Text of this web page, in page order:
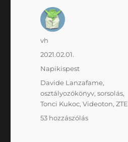
Szerző
vh
Közzétéve
2021.02.01.
Kategória
Napikispest
Címke
Davide Lanzafame,
osztályozókönyv,sorsolás,
Tonci Kukoc,Videoton,ZTE
53 hozzászólásNapikispest